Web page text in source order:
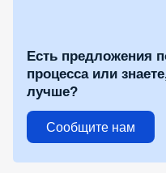
Есть предложения
процесса или
лучше?
Сообщите нам